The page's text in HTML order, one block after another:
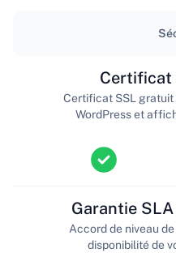
Certificat
Certificat SSL gratuit
WordPress et
Garantie
Accord de niveau
disponibilité de